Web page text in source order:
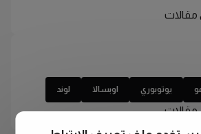
مقالات
يوتوبوري اوبسالا لوند
مقالات